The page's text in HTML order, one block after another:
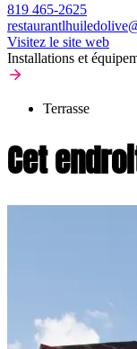
819 465-2625
Visitez le site web
Installations et
Terrasse
Cet